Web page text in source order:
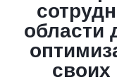
области